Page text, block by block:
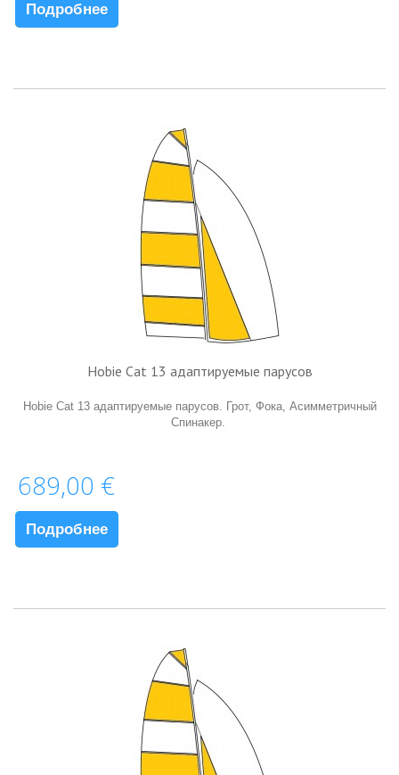
Подробнее
Hobie Cat 13 адаптируемые парусов
Hobie Cat 13 адаптируемые парусов. Грот, Фока, Aсимметричный
Спинакер.
689,00 €
Подробнее